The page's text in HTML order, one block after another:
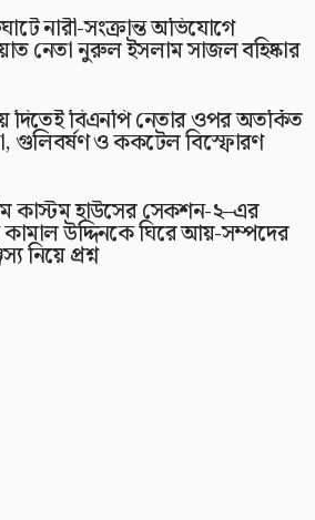
নারী-সংক্রান্ত অভিযোগে
নেতা নুরুল ইসলাম সাজল বহিষ্কার
দিতেই বিএনপি নেতার ওপর অতর্কিত
গুলিবর্ষণ ও ককটেল বিস্ফোরণ
কাস্টম হাউসের সেকশন-২–এর
উদ্দিনকে ঘিরে আয়-সম্পদের
নিয়ে প্রশ্ন